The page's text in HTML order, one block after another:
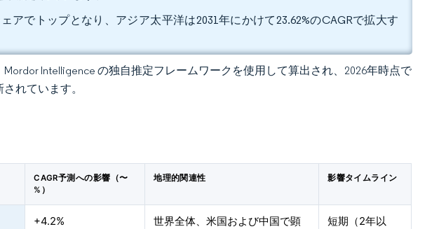
アでトップとなり、アジア太平洋は2031年にかけて23.62%のCAGRで拡大す
Intelligence の独自推定フレームワークを使用して算出され、2026年時点で
れています。
CAGR予測への影響（〜
%）
地理的関連性 影響タイムライン
+4.2%
世界全体、米国および中国で顕
短期（2年以